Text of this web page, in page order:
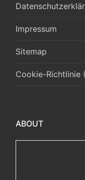
Impressum
Sitemap
Cookie-Richtlinie
ABOUT